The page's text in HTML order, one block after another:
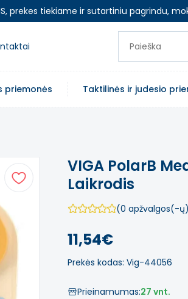
prekes tiekiame ir sutartiniu pagrindu,
priemonės Taktilinės ir judesio
VIGA PolarB
Laikrodis
(0 apžvalgos(-
11,54€
Prekės kodas: Vig-44056
Prieinamumas:27 vnt.